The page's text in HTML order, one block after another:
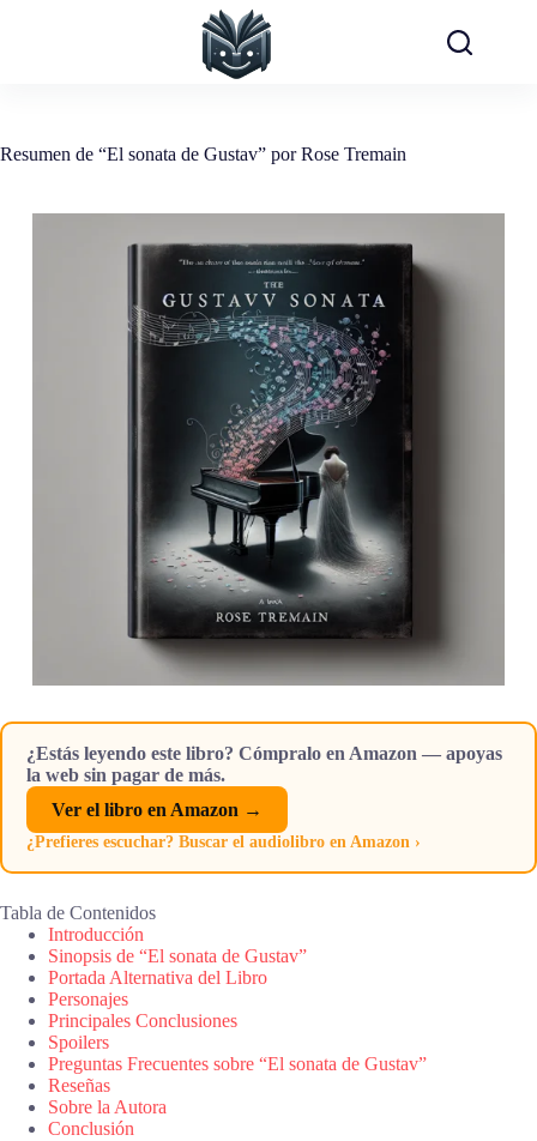
Resumen de “El sonata de Gustav” por Rose Tremain
¿Estás leyendo este libro? Cómpralo en Amazon — apoyas
la web sin pagar de más.
Ver el libro en Amazon →
¿Prefieres escuchar? Buscar el audiolibro en Amazon ›
Tabla de Contenidos
Introducción
Sinopsis de “El sonata de Gustav”
Portada Alternativa del Libro
Personajes
Principales Conclusiones
Spoilers
Preguntas Frecuentes sobre “El sonata de Gustav”
Reseñas
Sobre la Autora
Conclusión